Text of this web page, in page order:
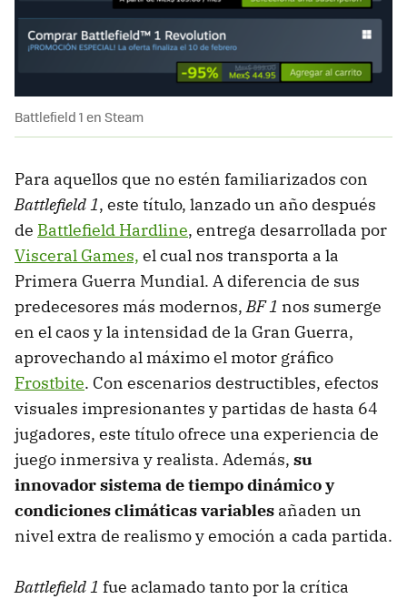
Battlefield 1 en Steam
Para aquellos que no estén familiarizados con
Battlefield 1, este título, lanzado un año después
de Battlefield Hardline, entrega desarrollada por
Visceral Games, el cual nos transporta a la
Primera Guerra Mundial. A diferencia de sus
predecesores más modernos,BF 1 nos sumerge
en el caos y la intensidad de la Gran Guerra,
aprovechando al máximo el motor gráfico
Frostbite. Con escenarios destructibles, efectos
visuales impresionantes y partidas de hasta 64
jugadores, este título ofrece una experiencia de
juego inmersiva y realista. Además, su
innovador sistema de tiempo dinámico y
condiciones climáticas variables añaden un
nivel extra de realismo y emoción a cada partida.
Battlefield 1 fue aclamado tanto por la crítica